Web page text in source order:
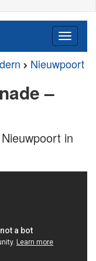
Nieuwpoort
–
in